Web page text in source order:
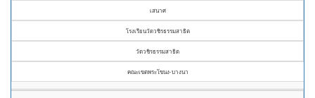
เสนาศ
โรงเรียนวัดวชิรธรรมสาธิต
วัดวชิรธรรมสาธิต
คณะเขตพระโขนง-บางนา